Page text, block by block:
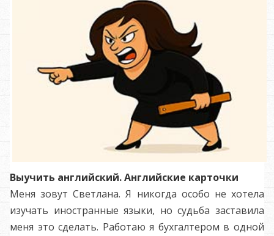
Выучить английский. Английские карточки
Меня зовут Светлана. Я никогда особо не хотела
изучать иностранные языки, но судьба заставила
меня это сделать. Работаю я бухгалтером в одной